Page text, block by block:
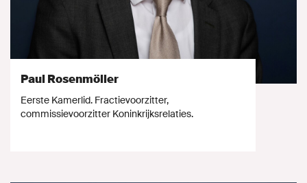
Paul Rosenmöller
Eerste Kamerlid. Fractievoorzitter,
commissievoorzitter Koninkrijksrelaties.